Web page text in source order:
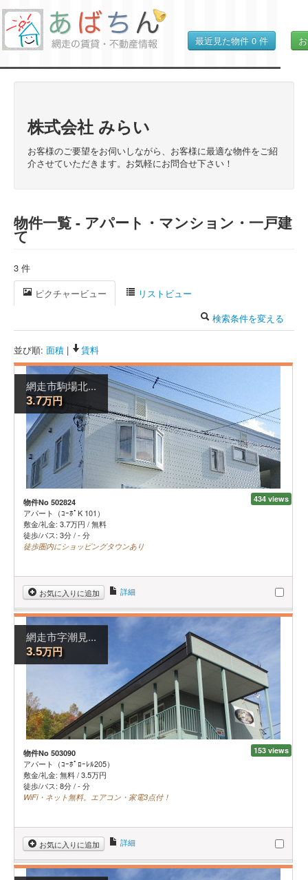
最近見た物件 0 件
株式会社 みらい
お客様のご要望をお伺いしながら、お客様に最適な物件をご紹
介させていただきます。お気軽にお問合せ下さい！
物件一覧 - アパート・マンション・一戸建
て
3 件
ピクチャービュー
リストビュー
検索条件を変える
並び順: 面積 | 賃料
網走市駒場北...
3.7万円
434 views
物件No 502824
アパート（ｺｰﾎﾟK 101）
敷金/礼金: 3.7万円 /無料
徒歩/バス: 3分 / - 分
徒歩圏内にショッピングタウンあり
お気に入りに追加 詳細
網走市字潮見...
3.5万円
153 views
物件No 503090
アパート（ｺｰﾎﾟﾛｰﾚﾙ205）
敷金/礼金: 無料/3.5万円
徒歩/バス: 8分 / - 分
WiFi・ネット無料。エアコン・家電3点付！
お気に入りに追加 詳細